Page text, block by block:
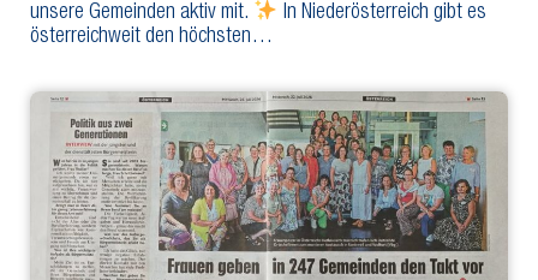
unsere Gemeinden aktiv mit.
In Niederösterreich gibt es
österreichweit den höchsten…